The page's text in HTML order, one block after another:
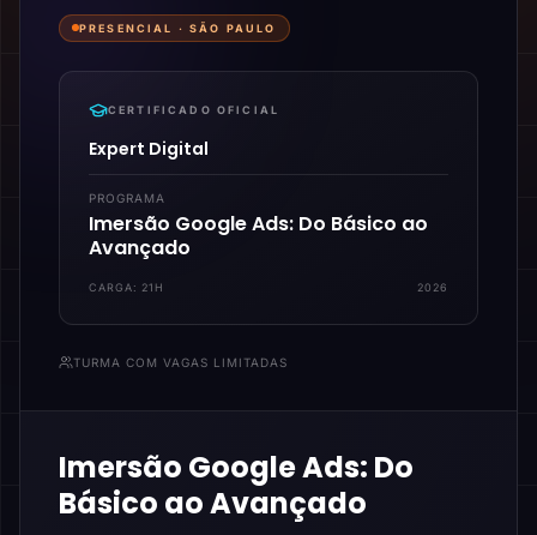
PRESENCIAL ·SÃO PAULO
CERTIFICADO OFICIAL
Expert Digital
PROGRAMA
Imersão Google Ads: Do Básico ao
Avançado
CARGA: 21H 2026
TURMA COM VAGAS LIMITADAS
Imersão Google Ads: Do
Básico ao Avançado